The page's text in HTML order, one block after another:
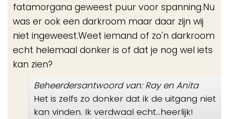
fatamorgana geweest puur voor spanning.Nu
was er ook een darkroom maar daar zijn wij
niet ingeweest.Weet iemand of zo'n darkroom
echt helemaal donker is of dat je nog wel iets
kan zien?
Beheerdersantwoord van: Ray en Anita
Het is zelfs zo donker dat ik de uitgang niet
kan vinden. Ik verdwaal echt...heerlijk!